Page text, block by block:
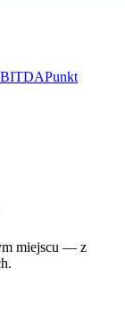
Punkt
miejscu — z